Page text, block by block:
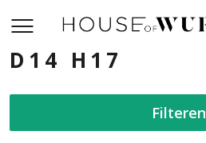
D14 H17
Filteren